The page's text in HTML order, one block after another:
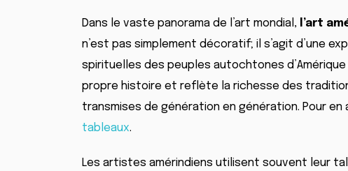
Dans le vaste panorama de l’art mondial, l’art
n’est pas simplement décoratif; il s’agit d’une
spirituelles des peuples autochtones
propre histoire et reflète la richesse des
transmises de génération en génération. Pour
tableaux.
Les artistes amérindiens utilisent souvent leur